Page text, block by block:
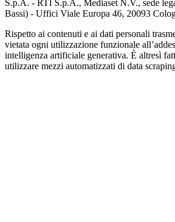
S.p.A. - RTI S.p.A., Mediaset N.V., sede
Bassi) - Uffici Viale Europa 46, 20093
Rispetto ai contenuti e ai dati personali
vietata ogni utilizzazione funzionale
intelligenza artificiale generativa. È altresì
utilizzare mezzi automatizzati di data